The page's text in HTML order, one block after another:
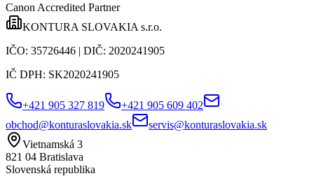
Canon Accredited Partner
KONTURA SLOVAKIA s.r.o.
IČO: 35726446 | DIČ: 2020241905
IČ DPH: SK2020241905
+421 905 327 819
+421 905 609 402
obchod@konturaslovakia.sk
servis@konturaslovakia.sk
Vietnamská 3
821 04 Bratislava
Slovenská republika